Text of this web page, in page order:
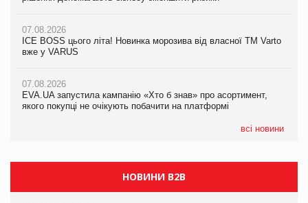
07.08.2026
ICE BOSS цього літа! Новинка морозива від власної ТМ Varto
вже у VARUS
07.08.2026
EVA.UA запустила кампанію «Хто б знав» про асортимент,
якого покупці не очікують побачити на платформі
всі новини
07.08.2026
ICE BOSS цього літа! Новинка морозива від власної ТМ Varto
вже у VARUS
07.08.2026
EVA.UA запустила кампанію «Хто б знав» про асортимент,
якого покупці не очікують побачити на платформі
Продажі Hugo Boss впали на 9%
НОВИНИ B2B